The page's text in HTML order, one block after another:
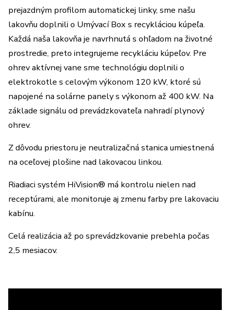
prejazdným profilom automatickej linky, sme našu
lakovňu doplnili o Umývací Box s recykláciou kúpeľa.
Každá naša lakovňa je navrhnutá s ohľadom na životné
prostredie, preto integrujeme recykláciu kúpeľov. Pre
ohrev aktívnej vane sme technológiu doplnili o
elektrokotle s celovým výkonom 120 kW, ktoré sú
napojené na solárne panely s výkonom až 400 kW. Na
základe signálu od prevádzkovateľa nahradí plynový
ohrev.
Z dôvodu priestoru je neutralizačná stanica umiestnená
na oceľovej plošine nad lakovacou linkou.
Riadiaci systém HiVision® má kontrolu nielen nad
receptúrami, ale monitoruje aj zmenu farby pre lakovaciu
kabínu.
Celá realizácia až po sprevádzkovanie prebehla počas
2,5 mesiacov.